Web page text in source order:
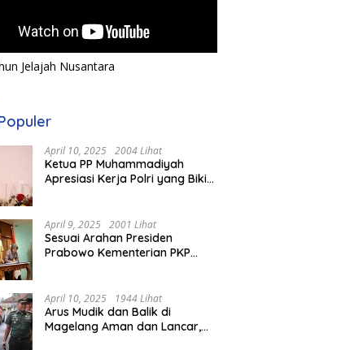
Jelajah Nusantara
April 10, 2025 2004 Lihat
Ketua PP Muhammadiyah
Apresiasi Kerja Polri yang Bikin
April 9, 2025 2001 Lihat
Sesuai Arahan Presiden
Prabowo Kementerian PKP
April 10, 2025 1944 Lihat
Arus Mudik dan Balik di
Magelang Aman dan Lancar,